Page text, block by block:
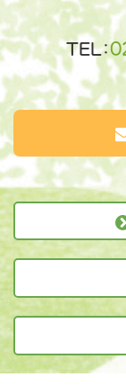
TEL：